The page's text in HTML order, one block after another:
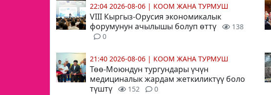
22:04 2026-08-06 | КООМ ЖАНА ТУРМУШ
VIII Кыргыз-Орусия экономикалык
форумунун ачылышы болуп өттү
138
0
21:40 2026-08-06 | КООМ ЖАНА ТУРМУШ
Төө-Моюндун тургундары үчүн
медициналык жардам жеткиликтүү боло
түштү
152 0